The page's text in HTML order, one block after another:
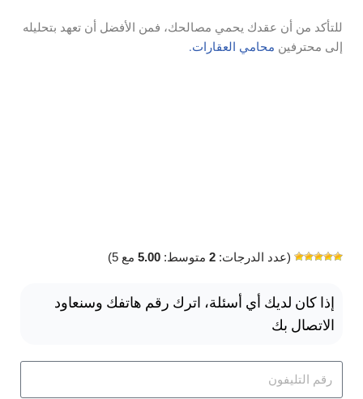
للتأكد من أن عقدك يحمي مصالحك، فمن الأفضل أن تعهد بتحليله
إلى محترفين محامي العقارات.
(عدد الدرجات: 2 متوسط: 5.00 مع 5)
إذا كان لديك أي أسئلة، اترك رقم هاتفك وسنعاود
الاتصال بك